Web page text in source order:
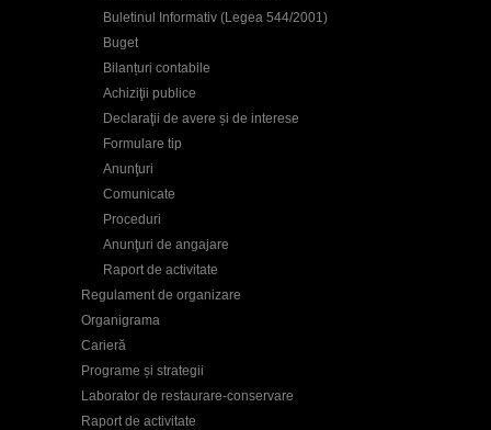
Buletinul Informativ (Legea 544/2001)
Buget
Bilanțuri contabile
Achiziţii publice
Declaraţii de avere și de interese
Formulare tip
Anunţuri
Comunicate
Proceduri
Anunţuri de angajare
Raport de activitate
Regulament de organizare
Organigrama
Carieră
Programe și strategii
Laborator de restaurare-conservare
Raport de activitate